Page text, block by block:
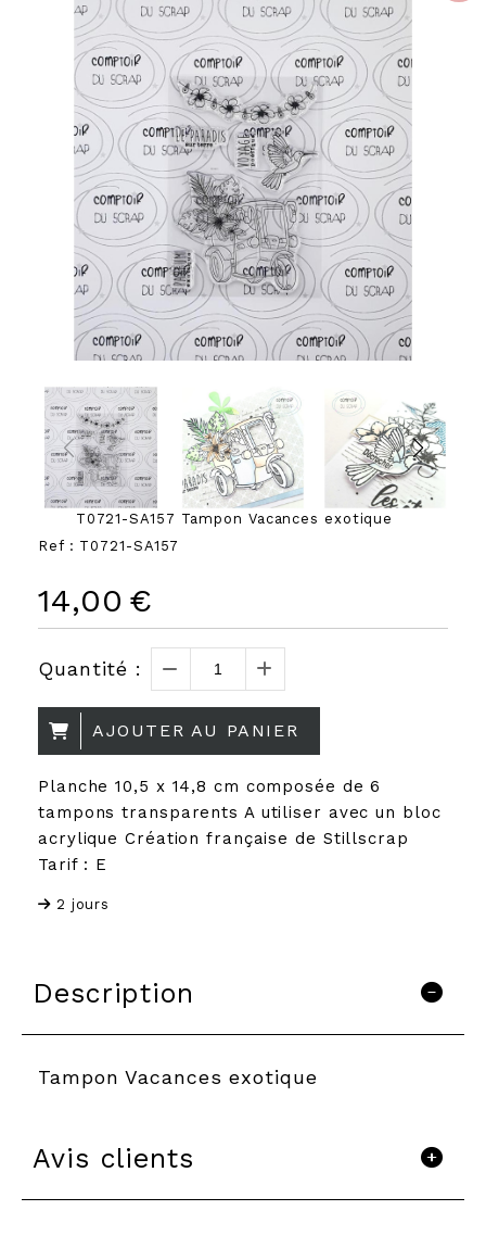
T0721-SA157 Tampon Vacances exotique
Ref : T0721-SA157
14,00 €
Quantité :
AJOUTER AU PANIER
Planche 10,5 x 14,8 cm composée de 6
tampons transparents A utiliser avec un bloc
acrylique Création française de Stillscrap
Tarif : E
2 jours
Description
Tampon Vacances exotique
Avis clients